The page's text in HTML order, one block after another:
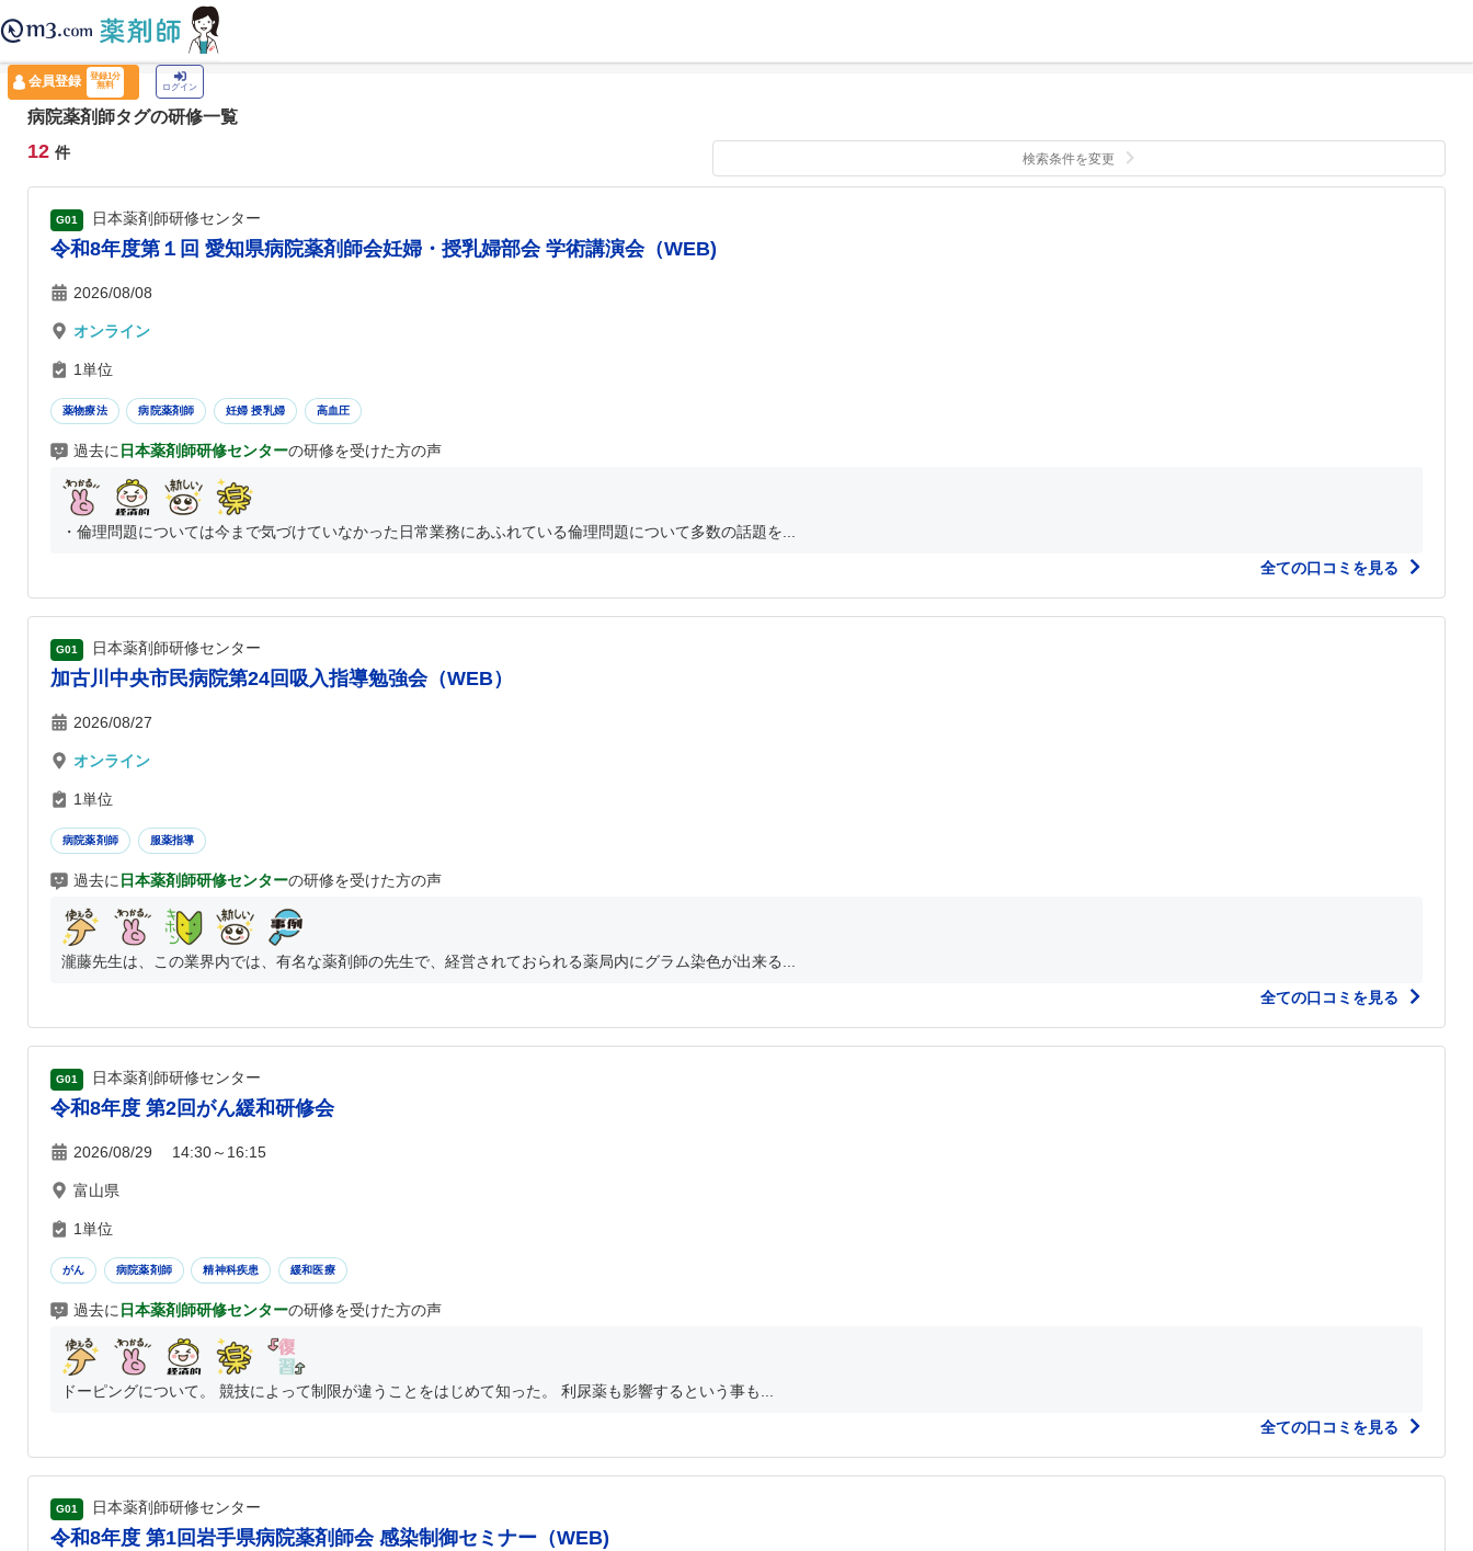
会員登録
登録1分
無料
ログイン
› 病院薬剤師
病院薬剤師タグの研修一覧
12 件 検索条件を変更
G01 日本薬剤師研修センター
令和8年度第１回 愛知県病院薬剤師会妊婦・授乳婦部会 学術講演会（WEB)
2026/08/08
オンライン
1単位
薬物療法 病院薬剤師 妊婦 授乳婦 高血圧
過去に 日本薬剤師研修センターの研修を受けた方の声
・倫理問題については今まで気づけていなかった日常業務にあふれている倫理問題について多数の話題を...
全ての口コミを見る
G01 日本薬剤師研修センター
加古川中央市民病院第24回吸入指導勉強会（WEB）
2026/08/27
オンライン
1単位
病院薬剤師 服薬指導
過去に 日本薬剤師研修センターの研修を受けた方の声
瀧藤先生は、この業界内では、有名な薬剤師の先生で、経営されておられる薬局内にグラム染色が出来る...
全ての口コミを見る
G01 日本薬剤師研修センター
令和8年度 第2回がん緩和研修会
2026/08/29 14:30～16:15
富山県
1単位
がん 病院薬剤師 精神科疾患 緩和医療
過去に 日本薬剤師研修センターの研修を受けた方の声
ドーピングについて。 競技によって制限が違うことをはじめて知った。 利尿薬も影響するという事も...
全ての口コミを見る
G01 日本薬剤師研修センター
令和8年度 第1回岩手県病院薬剤師会 感染制御セミナー（WEB)